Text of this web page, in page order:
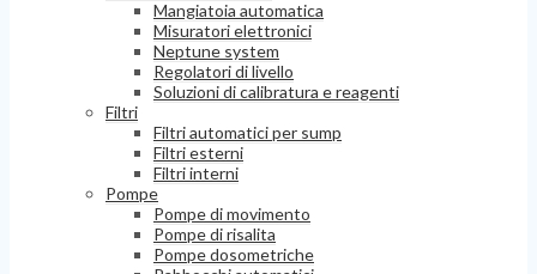
Mangiatoia automatica
Misuratori elettronici
Neptune system
Regolatori di livello
Soluzioni di calibratura e reagenti
Filtri
Filtri automatici per sump
Filtri esterni
Filtri interni
Pompe
Pompe di movimento
Pompe di risalita
Pompe dosometriche